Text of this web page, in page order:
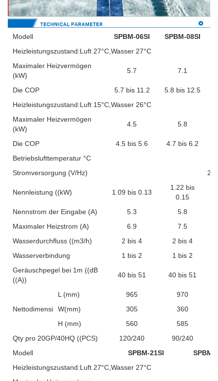
Modell SPBM-06SI
SPBM-08SI
Heizleistungszustand:Luft 27°C,Wasser 27°C
Maximaler Heizvermögen
(kW)
5.7 7.1
Die COP 5.7 bis 11.2
5.8 bis 12.5
Heizleistungszustand:Luft 15°C,Wasser 26°C
Maximaler Heizvermögen
(kW)
4.5 5.8
Die COP 4.5 bis 5.6
4.7 bis 6.2
Betriebslufttemperatur °C
Stromversorgung (V/Hz)
Nennleistung ((kW) 1.09 bis 0.13
1.22 bis
0.15
Nennstrom der Eingabe (A)
5.3
5.8
Maximaler Heizstrom (A)
6.9
7.5
Wasserdurchfluss ((m3/h)
2 bis 4
2 bis 4
Wasserverbindung
1 bis 2
1 bis 2
Geräuschpegel bei 1m ((dB
((A))
40 bis 51 40 bis 51
Nettodimension
L (mm) 965
970
W(mm)
305
360
H (mm)
560
585
Qty pro 20GP/40HQ ((PCS)
120/240
90/240
Modell
SPBM-21SI
SPBM-
Heizleistungszustand:Luft 27°C,Wasser 27°C